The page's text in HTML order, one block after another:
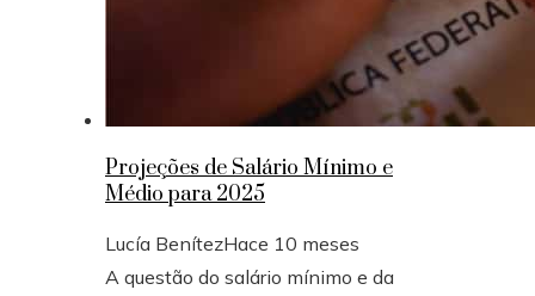
Projeções de Salário Mínimo e
Médio para 2025
Lucía BenítezHace 10 meses
A questão do salário mínimo e da